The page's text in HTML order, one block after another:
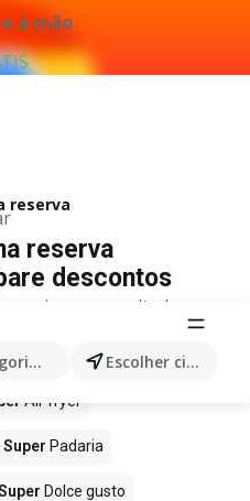
à mão
Escolher cidade
reserva
reserva
descontos
resultados
Super
Air fryer
Super Padaria
Dolce gusto